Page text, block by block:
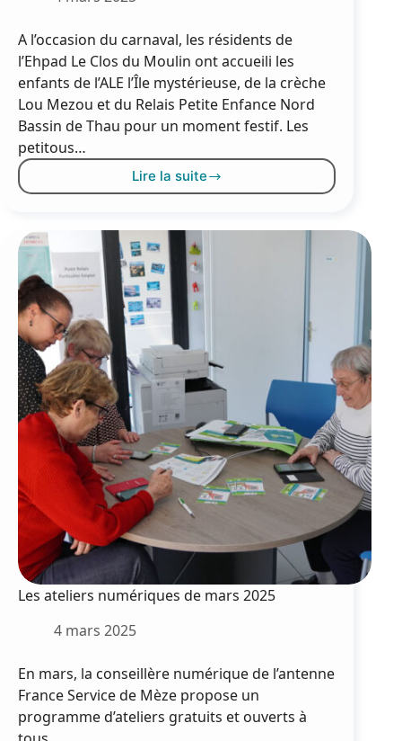
A l’occasion du carnaval, les résidents de
l’Ehpad Le Clos du Moulin ont accueili les
enfants de l’ALE l’Île mystérieuse, de la crèche
Lou Mezou et du Relais Petite Enfance Nord
Bassin de Thau pour un moment festif. Les
petitous…
Lire la suite
Carnaval
du
Moulin
Les ateliers numériques de mars 2025
4 mars 2025
En mars, la conseillère numérique de l’antenne
France Service de Mèze propose un
programme d’ateliers gratuits et ouverts à